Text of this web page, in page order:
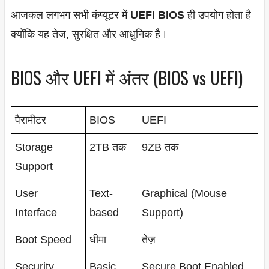
आजकल लगभग सभी कंप्यूटर में UEFI BIOSही उपयोग होता है
क्योंकि यह तेज, सुरक्षित और आधुनिक है।
BIOS और UEFI में अंतर (BIOS vs UEFI)
पैरामीटर BIOS UEFI
Storage
Support
2TB तक 9ZB तक
User
Interface
Text-
based
Graphical (Mouse
Support)
Boot Speed धीमा तेज़
Security Basic Secure Boot Enabled